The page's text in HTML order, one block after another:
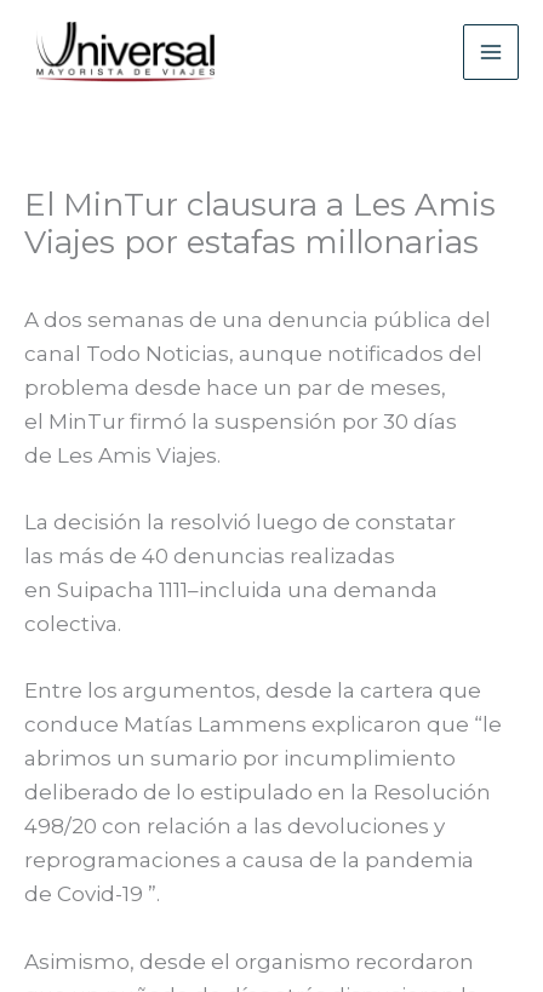
contenido
El MinTur clausura a Les Amis
Viajes por estafas millonarias
A dos semanas de una denuncia pública del
canal Todo Noticias, aunque notificados del
problema desde hace un par de meses,
el MinTur firmó la suspensión por 30 días
de Les Amis Viajes.
La decisión la resolvió luego de constatar
las más de 40 denuncias realizadas
en Suipacha 1111–incluida una demanda
colectiva.
Entre los argumentos, desde la cartera que
conduce Matías Lammens explicaron que “le
abrimos un sumario por incumplimiento
deliberado de lo estipulado en la Resolución
498/20 con relación a las devoluciones y
reprogramaciones a causa de la pandemia
de Covid-19 ”.
Asimismo, desde el organismo recordaron